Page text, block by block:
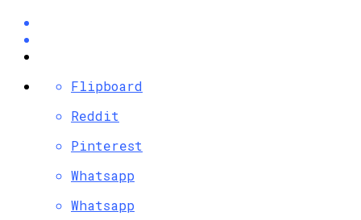
Flipboard
Reddit
Pinterest
Whatsapp
Whatsapp